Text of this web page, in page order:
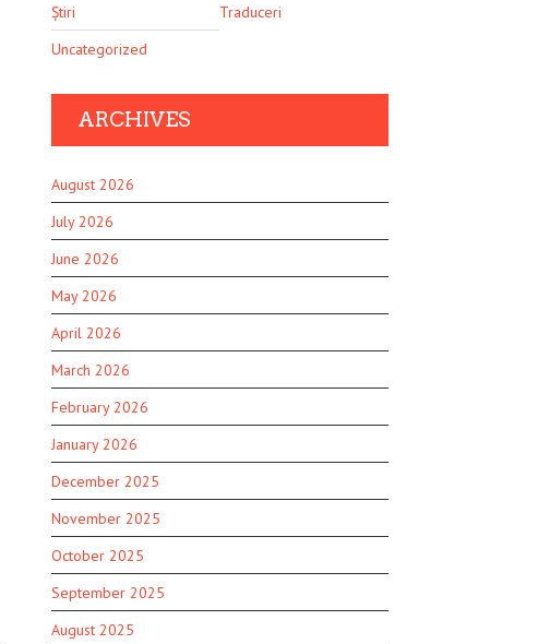
Știri
Traduceri
Uncategorized
ARCHIVES
August 2026
July 2026
June 2026
May 2026
April 2026
March 2026
February 2026
January 2026
December 2025
November 2025
October 2025
September 2025
August 2025